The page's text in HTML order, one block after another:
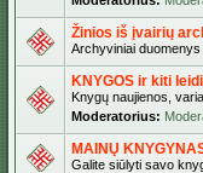
Žinios iš įvairių
Archyviniai
KNYGOS ir kiti
Knygų naujienos,
Moderatorius:
MAINŲ
Galite siūlyti savo